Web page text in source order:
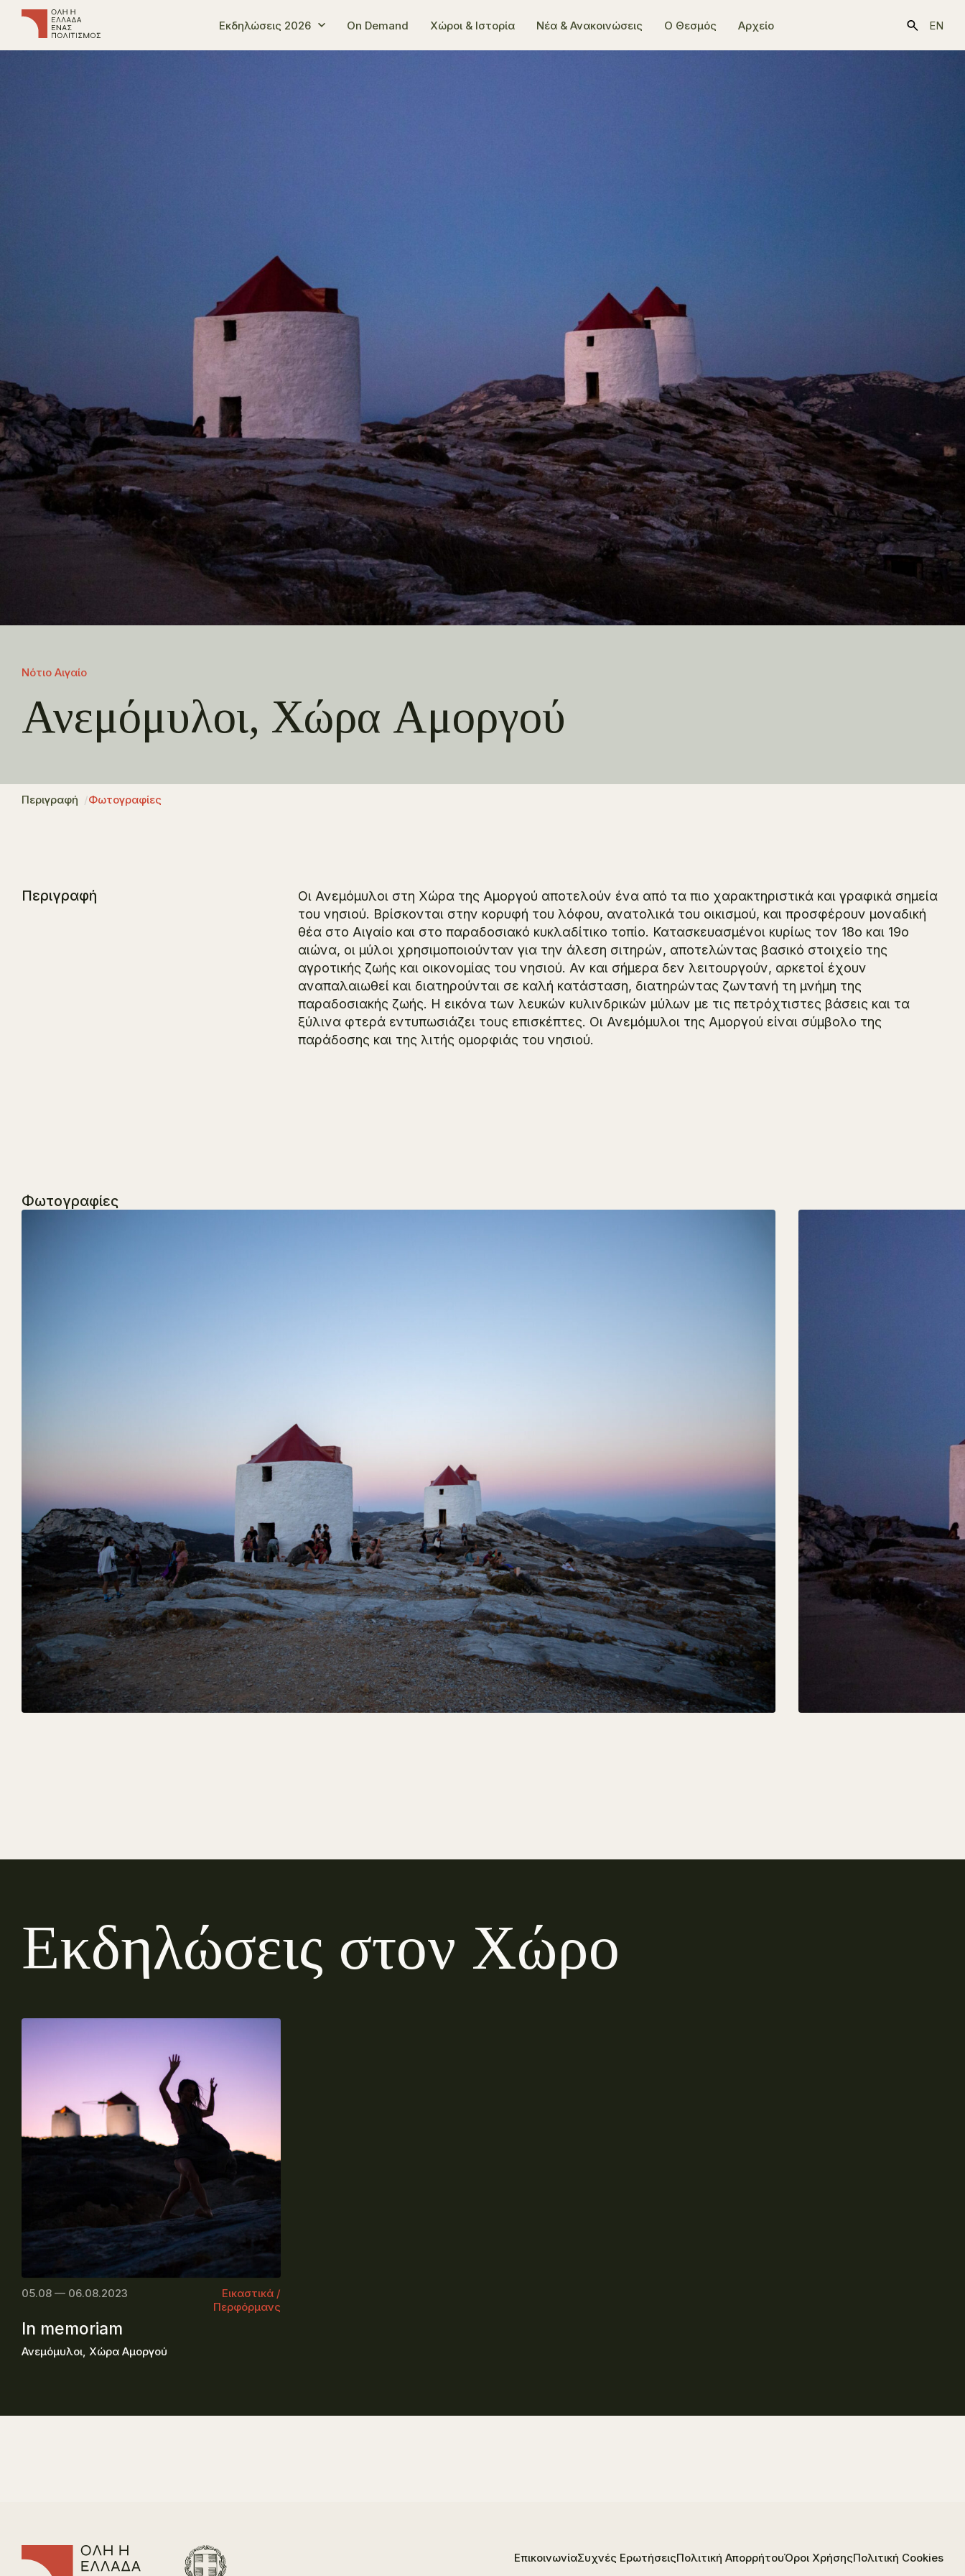
Εκδηλώσεις 2026 On Demand Χώροι & Ιστορία Νέα & Ανακοινώσεις Ο Θεσμός Αρχείο EN
Νότιο Αιγαίο
Ανεμόμυλοι, Χώρα Αμοργού
Περιγραφή Φωτογραφίες
Περιγραφή
Οι Ανεμόμυλοι στη Χώρα της Αμοργού αποτελούν ένα από τα πιο χαρακτηριστικά και γραφικά σημεία
του νησιού. Βρίσκονται στην κορυφή του λόφου, ανατολικά του οικισμού, και προσφέρουν μοναδική
θέα στο Αιγαίο και στο παραδοσιακό κυκλαδίτικο τοπίο. Κατασκευασμένοι κυρίως τον 18ο και 19ο
αιώνα, οι μύλοι χρησιμοποιούνταν για την άλεση σιτηρών, αποτελώντας βασικό στοιχείο της
αγροτικής ζωής και οικονομίας του νησιού. Αν και σήμερα δεν λειτουργούν, αρκετοί έχουν
αναπαλαιωθεί και διατηρούνται σε καλή κατάσταση, διατηρώντας ζωντανή τη μνήμη της
παραδοσιακής ζωής. Η εικόνα των λευκών κυλινδρικών μύλων με τις πετρόχτιστες βάσεις και τα
ξύλινα φτερά εντυπωσιάζει τους επισκέπτες. Οι Ανεμόμυλοι της Αμοργού είναι σύμβολο της
παράδοσης και της λιτής ομορφιάς του νησιού.
Φωτογραφίες
Εκδηλώσεις στον Χώρο
05.08 — 06.08.2023
Εικαστικά /
Περφόρμανς
In memoriam
Ανεμόμυλοι, Χώρα Αμοργού
ΕπικοινωνίαΣυχνές ΕρωτήσειςΠολιτική ΑπορρήτουΌροι ΧρήσηςΠολιτική Cookies